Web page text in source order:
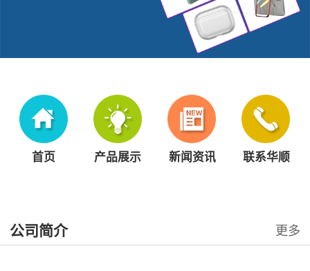
首页 产品展示 新闻资讯 联系华顺
公司简介 更多